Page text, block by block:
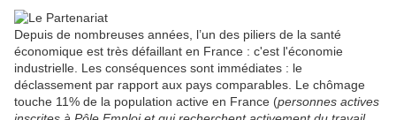
Depuis de nombreuses années, l’un des piliers de la santé
économique est très défaillant en France : c'est l'économie
industrielle. Les conséquences sont immédiates : le
déclassement par rapport aux pays comparables. Le chômage
touche 11% de la population active en France (personnes actives